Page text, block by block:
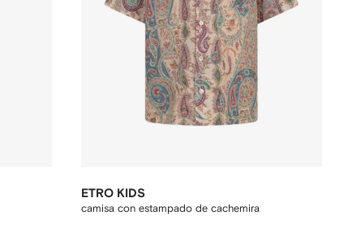
ETRO KIDS
camisa con estampado de cachemira